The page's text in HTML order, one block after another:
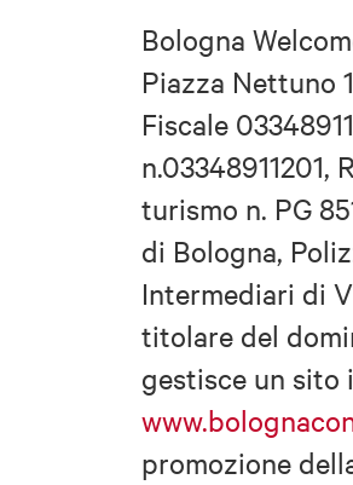
Bologna
Piazza Nettuno
Fiscale
n.03348911201,
turismo n. PG
di Bologna,
Intermediari di
titolare del
gestisce un sito
promozione